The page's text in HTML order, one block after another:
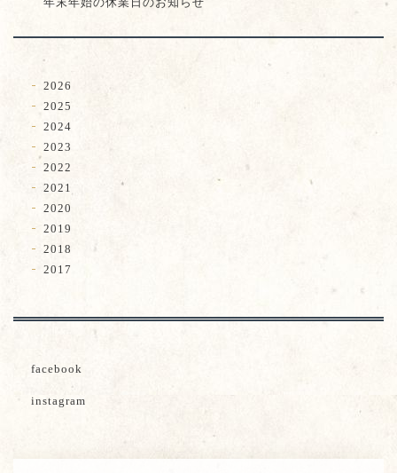
2026
2025
2024
2023
2022
2021
2020
2019
2018
2017
facebook
instagram